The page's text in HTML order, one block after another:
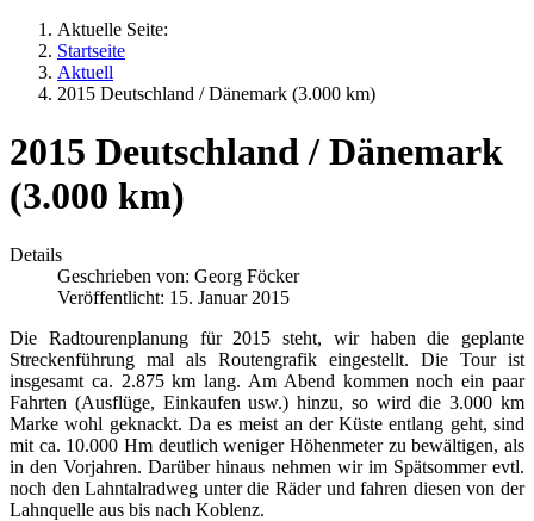
Aktuelle Seite:
Startseite
Aktuell
2015 Deutschland / Dänemark (3.000 km)
2015 Deutschland / Dänemark
(3.000 km)
Details
Geschrieben von: Georg Föcker
Veröffentlicht: 15. Januar 2015
Die Radtourenplanung für 2015 steht, wir haben die geplante
Streckenführung mal als Routengrafik eingestellt. Die Tour ist
insgesamt ca. 2.875 km lang. Am Abend kommen noch ein paar
Fahrten (Ausflüge, Einkaufen usw.) hinzu, so wird die 3.000 km
Marke wohl geknackt. Da es meist an der Küste entlang geht, sind
mit ca. 10.000 Hm deutlich weniger Höhenmeter zu bewältigen, als
in den Vorjahren. Darüber hinaus nehmen wir im Spätsommer evtl.
noch den Lahntalradweg unter die Räder und fahren diesen von der
Lahnquelle aus bis nach Koblenz.